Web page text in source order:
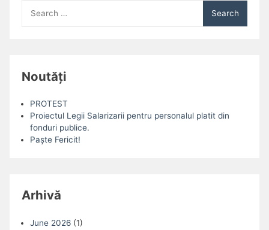
for:
Noutăți
PROTEST
Proiectul Legii Salarizarii pentru personalul platit din
fonduri publice.
Paște Fericit!
Arhivă
June 2026(1)